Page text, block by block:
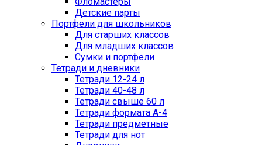
Детские парты
Портфели для школьников
Для старших классов
Для младших классов
Сумки и портфели
Тетради и дневники
Тетради 12-24 л
Тетради 40-48 л
Тетради свыше 60 л
Тетради формата А-4
Тетради предметные
Тетради для нот